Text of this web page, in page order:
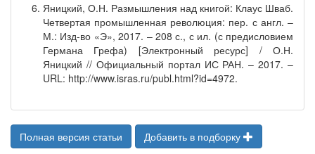
Яницкий, О.Н. Размышления над книгой: Клаус Шваб.
Четвертая промышленная революция: пер. с англ. –
М.: Изд-во «Э», 2017. – 208 с., с ил. (с предисловием
Германа Грефа) [Электронный ресурс] / О.Н.
Яницкий // Официальный портал ИС РАН. – 2017. –
URL: http://www.isras.ru/publ.html?id=4972.
Полная версия статьи Добавить в подборку